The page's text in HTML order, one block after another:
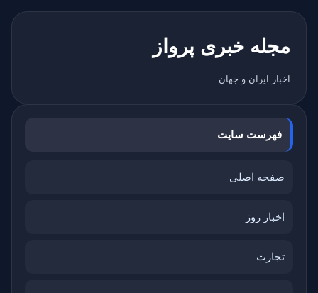
مجله خبری پرواز
اخبار ایران و جهان
فهرست سایت
صفحه اصلی
اخبار روز
تجارت